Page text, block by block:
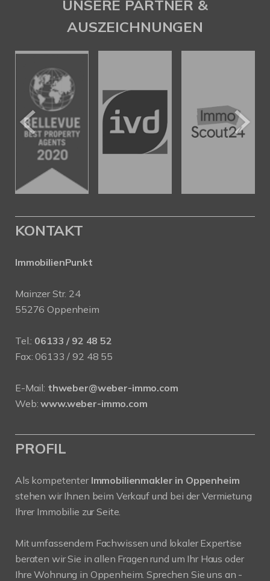
UNSERE PARTNER &
AUSZEICHNUNGEN
KONTAKT
ImmobilienPunkt
Mainzer Str. 24
55276 Oppenheim
Tel.: 06133 / 92 48 52
Fax: 06133 / 92 48 55
E-Mail: thweber@weber-immo.com
Web:www.weber-immo.com
PROFIL
Als kompetenter Immobilienmakler in Oppenheim
stehen wir Ihnen beim Verkauf und bei der Vermietung
Ihrer Immobilie zur Seite.
Mit umfassendem Fachwissen und lokaler Expertise
beraten wir Sie in allen Fragen rund um Ihr Haus oder
Ihre Wohnung in Oppenheim. Sprechen Sie uns an -